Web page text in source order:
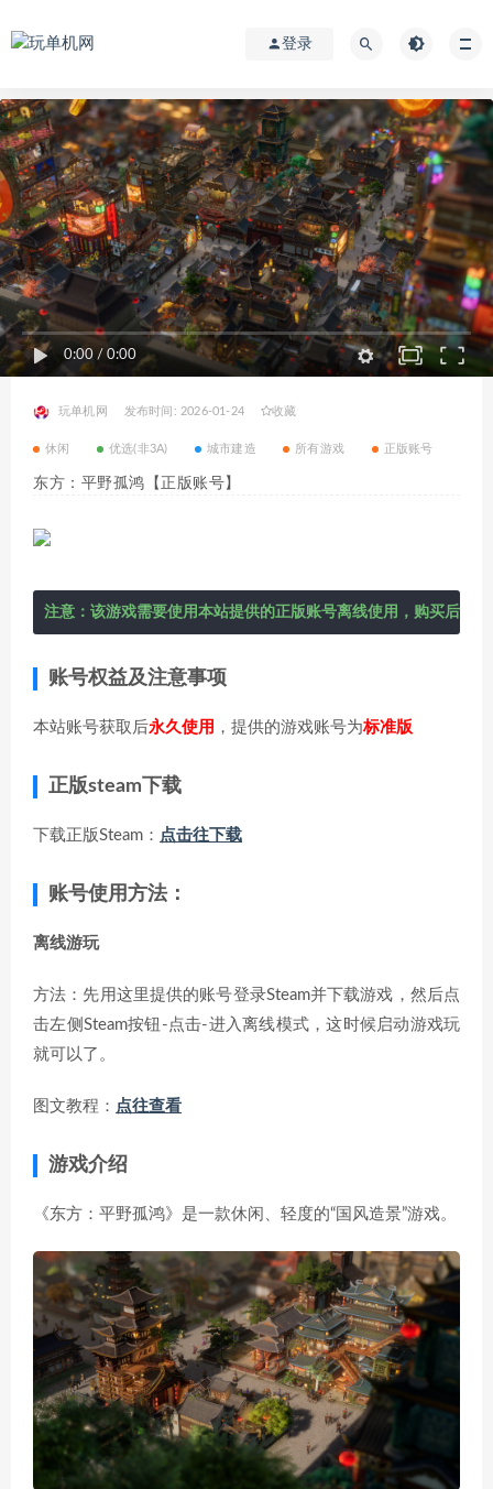
登录
0:00 / 0:00
玩单机网 发布时间: 2026-01-24 收藏
休闲 优选(非3A) 城市建造 所有游戏 正版账号
东方：平野孤鸿【正版账号】
注意：该游戏需要使用本站提供的正版账号离线使用，购买后在
账号权益及注意事项
本站账号获取后永久使用 ，提供的游戏账号为标准版
正版steam下载
下载正版Steam： 点击往下载
账号使用方法：
离线游玩
方法：先用这里提供的账号登录Steam并下载游戏，然后点
击左侧Steam按钮-点击-进入离线模式，这时候启动游戏玩
就可以了。
图文教程： 点往查看
游戏介绍
《东方：平野孤鸿》是一款休闲、轻度的“国风造景”游戏。